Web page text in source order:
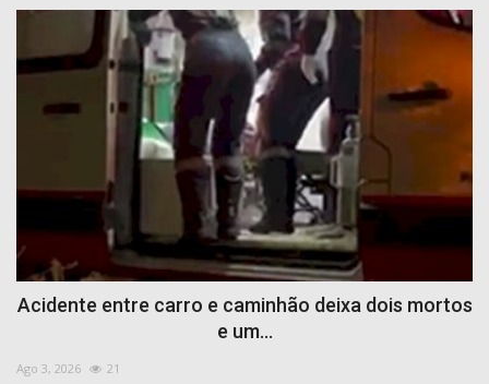
POLITICA
ESPERANÇA PB
ENTRETENIMENTO
ACIDENTE
COMO ANUNCIAR
Acidente entre carro e caminhão deixa dois mortos
e um...
Ago 3, 2026 21